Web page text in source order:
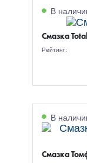
В
Смазка
Рейтинг:
В
Смазка